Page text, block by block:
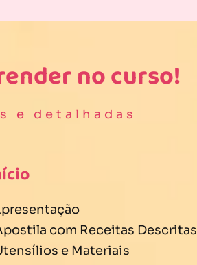
no curso!
e detalhadas
com Receitas Descritas
e Materiais